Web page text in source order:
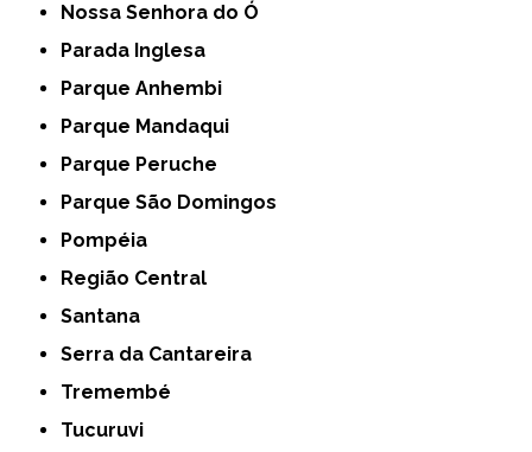
Nossa Senhora do Ó
Parada Inglesa
Parque Anhembi
Parque Mandaqui
Parque Peruche
Parque São Domingos
Pompéia
Região Central
Santana
Serra da Cantareira
Tremembé
Tucuruvi